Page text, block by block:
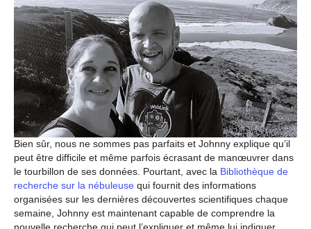
Bien sûr, nous ne sommes pas parfaits et Johnny explique qu’il
peut être difficile et même parfois écrasant de manœuvrer dans
le tourbillon de ses données. Pourtant, avec la Bibliothèque de
recherche sur la nébuleuse qui fournit des informations
organisées sur les dernières découvertes scientifiques chaque
semaine, Johnny est maintenant capable de comprendre la